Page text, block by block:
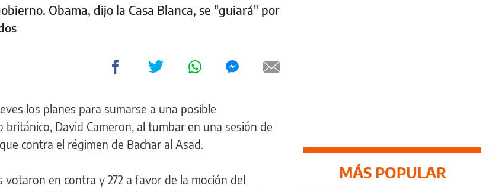
Obama, dijo la Casa Blanca, se "guiará" por
los planes para sumarse a una posible
David Cameron, al tumbar en una sesión de
contra el régimen de Bachar al Asad.
en contra y 272 a favor de la moción del
MÁS POPULAR